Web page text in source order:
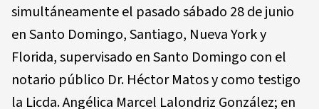
simultáneamente el pasado sábado 28 de junio
en Santo Domingo, Santiago, Nueva York y
Florida, supervisado en Santo Domingo con el
notario público Dr. Héctor Matos y como testigo
la Licda. Angélica Marcel Lalondriz González; en